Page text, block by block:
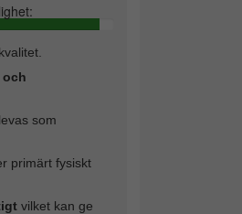
som
primärt fysiskt
vilket kan ge